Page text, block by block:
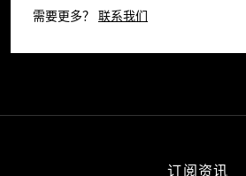
需要更多？ 联系我们
订阅资讯